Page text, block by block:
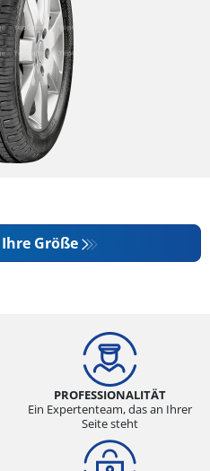
Ihre Größe
PROFESSIONALITÄT
Ein Expertenteam, das an Ihrer
Seite steht